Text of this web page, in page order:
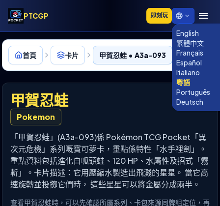
PTCGP 即刻玩
English
繁體中文
Français
Español
Italiano
粵語
Português
Deutsch
首頁 卡片 甲賀忍蛙 • A3a-093
甲賀忍蛙
Pokemon
「甲賀忍蛙」(A3a-093)係 Pokémon TCG Pocket「異
次元危機」系列嘅寶可夢卡，重點係特性「水手裡劍」。
重點資料包括進化自呱頭蛙、120 HP、水屬性及招式「霧
斬」。卡片描述：它用壓縮水製造出飛濺的星星。 當它高
速旋轉並投擲它們時， 這些星星可以將金屬分成兩半。
查看甲賀忍蛙時，可以先確認所屬系列、卡包來源同牌組定位，再